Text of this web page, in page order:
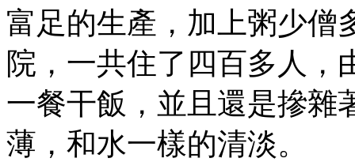
富足的生產，加上粥少僧
院，一共住了四百多人，
一餐干飯，並且還是摻雜
薄，和水一樣的清淡。